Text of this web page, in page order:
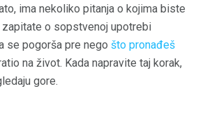
ima nekoliko pitanja o kojima biste
o sopstvenoj upotrebi
se pogorša pre nego što pronađeš
na život. Kada napravite taj korak,
gore.